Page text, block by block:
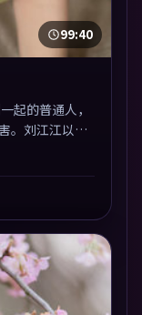
99:40
起的普通人，
。刘江江以爱
高。片尾留